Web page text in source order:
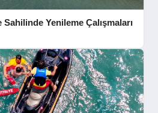
Yenileme Çalışmaları